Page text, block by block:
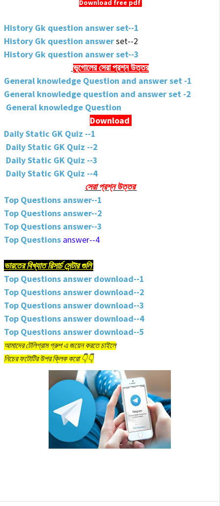
Download free pdf
History Gk question answer set--1
History Gk question answerset--2
History Gk question answer set--3
ভূগোলের সেরাপ্রশ্ন উত্তর
General knowledge Question and answer set -1
General knowledge question and answer set -2
General knowledge Question
Download
Daily Static GK Quiz --1
Daily Static GK Quiz --2
Daily Static GK Quiz --3
Daily Static GK Quiz --4
সেরা প্রশ্ন উত্তর
Top Questions answer--1
Top Questions answer--2
Top Questions answer--3
Top Questions answer--4
ভারতের বিখ্যাত রিসার্চ সেন্টার গুলি
Top Questions answer download--1
Top Questions answer download--2
Top Questions answer download--3
Top Questions answer download--4
Top Questions answer download--5
আমাদের টেলিগ্রাম গ্রুপ এ জয়েন করতে চাইলে
নিচের ফটোটির উপর ক্লিক করো 👇👇